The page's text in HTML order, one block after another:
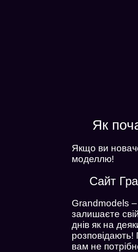
Як
Якщо ви
моделлю!
Сайт
Grandmodels –
залишаєте
днів як на
розповідають!
вам не